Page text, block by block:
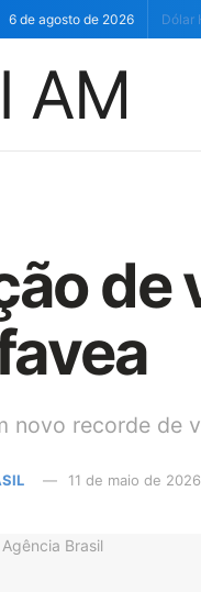
6 de agosto de 2026 Dólar
de
novo recorde de
11 de maio de 2026